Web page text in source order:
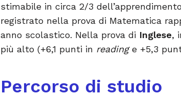
stimabile in circa 2/3
registrato nella prova di Matematica
anno scolastico. Nella prova di Inglese,
più alto (+6,1 punti in readinge +5,3
Percorso di studio